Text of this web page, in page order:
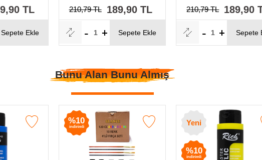
TL
Sepete Ekle
210,79 TL 189,90 TL
Sepete Ekle
210,79 TL 189,90
Sepete
Bunu Alan Bunu Almış
%10
indirimli Yeni
%10
indirimli